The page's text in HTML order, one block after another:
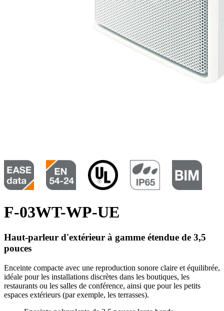
F-03WT-WP-UE
Haut-parleur d'extérieur à gamme étendue de 3,5
pouces
Enceinte compacte avec une reproduction sonore claire et équilibrée,
idéale pour les installations discrètes dans les boutiques, les
restaurants ou les salles de conférence, ainsi que pour les petits
espaces extérieurs (par exemple, les terrasses).